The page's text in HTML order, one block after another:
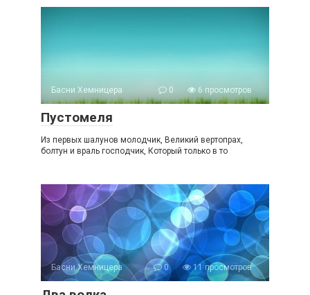
Басни Хемницера 0 6 просмотров
Пустомеля
Из первых шалунов молодчик, Великий вертопрах,
болтун и враль господчик, Который только в то
Басни Хемницера 0 11 просмотров